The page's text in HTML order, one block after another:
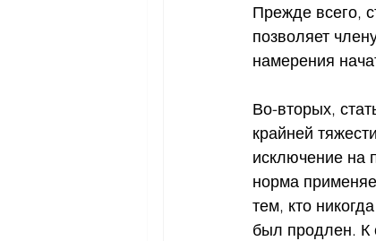
Прежде всего,
позволяет
намерения
Во-вторых,
крайней
исключение на
норма
тем, кто
был продлен. К